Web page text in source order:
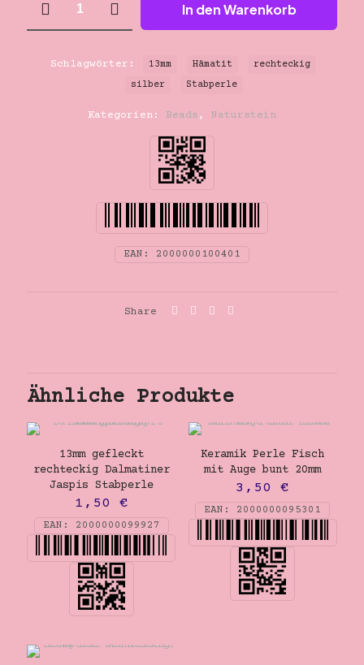
In den Warenkorb
EAN: 2000000100401
Kategorien: Beads , Naturstein
Schlagwörter: 13mm Hämatit
rechteckig
silber
Stabperle
Share
Ähnliche Produkte
13mm gefleckt
rechteckig Dalmatiner
Jaspis Stabperle
1,50 €
EAN: 2000000099927
Keramik Perle Fisch
mit Auge bunt 20mm
3,50€
EAN: 2000000095301